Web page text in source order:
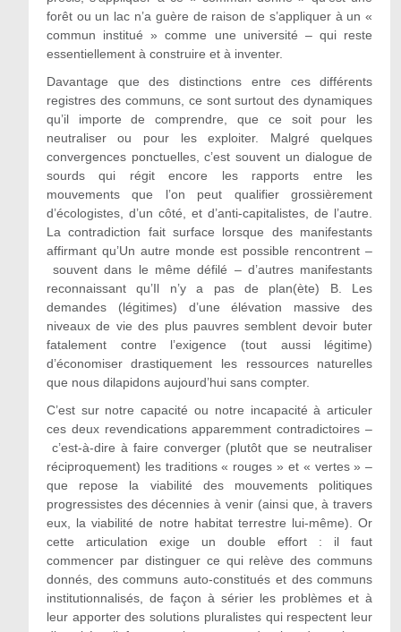
forêt ou un lac n’a guère de raison de s’appliquer à un «
commun institué » comme une université – qui reste
essentiellement à construire et à inventer.
Davantage que des distinctions entre ces différents
registres des communs, ce sont surtout des dynamiques
qu’il importe de comprendre, que ce soit pour les
neutraliser ou pour les exploiter. Malgré quelques
convergences ponctuelles, c’est souvent un dialogue de
sourds qui régit encore les rapports entre les
mouvements que l’on peut qualifier grossièrement
d’écologistes, d’un côté, et d’anti-capitalistes, de l’autre.
La contradiction fait surface lorsque des manifestants
affirmant qu’Un autre monde est possible rencontrent –
souvent dans le même défilé – d’autres manifestants
reconnaissant qu’Il n’y a pas de plan(ète) B. Les
demandes (légitimes) d’une élévation massive des
niveaux de vie des plus pauvres semblent devoir buter
fatalement contre l’exigence (tout aussi légitime)
d’économiser drastiquement les ressources naturelles
que nous dilapidons aujourd’hui sans compter.
C’est sur notre capacité ou notre incapacité à articuler
ces deux revendications apparemment contradictoires –
c’est-à-dire à faire converger (plutôt que se neutraliser
réciproquement) les traditions « rouges » et « vertes » –
que repose la viabilité des mouvements politiques
progressistes des décennies à venir (ainsi que, à travers
eux, la viabilité de notre habitat terrestre lui-même). Or
cette articulation exige un double effort : il faut
commencer par distinguer ce qui relève des communs
donnés, des communs auto-constitués et des communs
institutionnalisés, de façon à sérier les problèmes et à
leur apporter des solutions pluralistes qui respectent leur